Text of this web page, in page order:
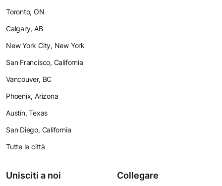
Toronto, ON
Calgary, AB
New York City, New York
San Francisco, California
Vancouver, BC
Phoenix, Arizona
Austin, Texas
San Diego, California
Tutte le città
Unisciti a noi Collegare